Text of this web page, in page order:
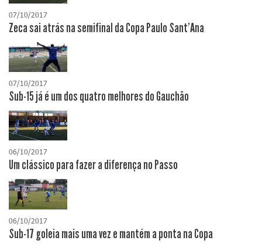
07/10/2017
Zeca sai atrás na semifinal da Copa Paulo Sant'Ana
07/10/2017
Sub-15 já é um dos quatro melhores do Gauchão
06/10/2017
Um clássico para fazer a diferença no Passo
06/10/2017
Sub-17 goleia mais uma vez e mantém a ponta na Copa